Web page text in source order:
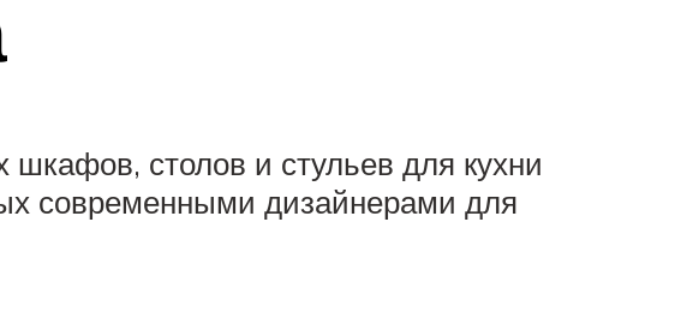
столов и стульев для кухни
современными дизайнерами для